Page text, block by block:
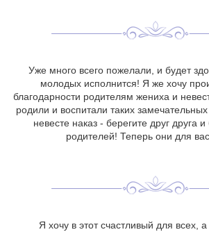
Уже много всего пожелали, и будет
молодых исполнится! Я же хочу
благодарности родителям жениха и
родили и воспитали таких
невесте наказ - берегите друг друга
родителей! Теперь они для
Я хочу в этот счастливый для всех,